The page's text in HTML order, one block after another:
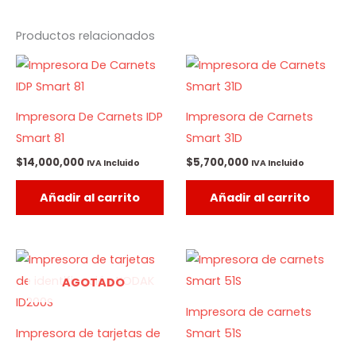
Productos relacionados
Impresora De Carnets IDP
Smart 81
$14,000,000 IVA Incluido
Añadir al carrito
Impresora de Carnets
Smart 31D
$5,700,000 IVA Incluido
Añadir al carrito
AGOTADO
Impresora de tarjetas de
Impresora de carnets
Smart 51S